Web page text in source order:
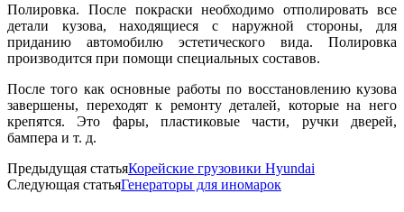
Полировка. После покраски необходимо отполировать все
детали кузова, находящиеся с наружной стороны, для
приданию автомобилю эстетического вида. Полировка
производится при помощи специальных составов.
После того как основные работы по восстановлению кузова
завершены, переходят к ремонту деталей, которые на него
крепятся. Это фары, пластиковые части, ручки дверей,
бампера и т. д.
Предыдущая статьяКорейские грузовики Hyundai
Следующая статьяГенераторы для иномарок